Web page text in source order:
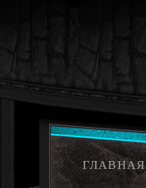
ГЛАВНАЯ